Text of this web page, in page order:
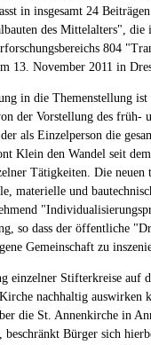
in insgesamt 24
des Mittelalters", die
804
13. November 2011 in
in die Themenstellung
der Vorstellung des früh-
als Einzelperson die
Klein den Wandel seit
Tätigkeiten. Die neuen
materielle und
so dass der öffentliche
Gemeinschaft zu
einzelner Stifterkreise auf
nachhaltig auswirken
die St. Annenkirche in
beschränkt Bürger sich